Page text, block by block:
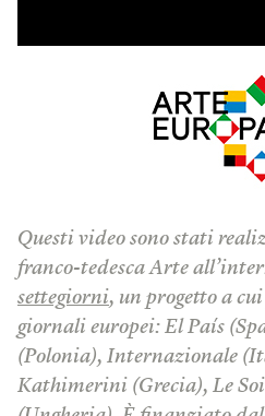
Questi video sono stati
franco-tedesca Arte
settegiorni, un progetto a
giornali europei: El País
(Polonia), Internazionale
Kathimerini (Grecia), Le